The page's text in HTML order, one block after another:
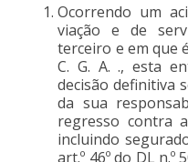
Ocorrendo um
viação e de
terceiro e em que
C. G. A. ., esta
decisão definitiva
da sua
regresso contra
incluindo
art.º 46º do DL n.º